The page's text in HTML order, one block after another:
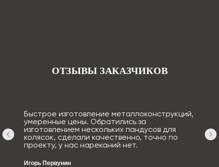
ОТЗЫВЫ ЗАКАЗЧИКОВ
Быстрое изготовление металлоконструкций,
умеренные цены. Обратились за
изготовлением нескольких пандусов для
колясок, сделали качественно, точно по
проекту, у нас нареканий нет.
Игорь Первунин